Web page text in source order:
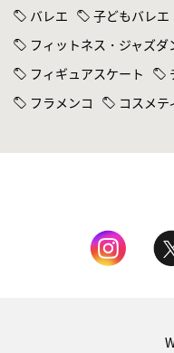
バレエ 子どもバレエ
フィットネス・ジャズダ
フィギュアスケート
フラメンコ
コスメテ